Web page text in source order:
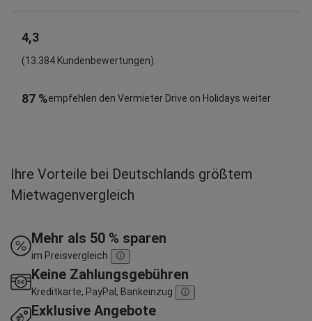
4,3
(13.384 Kundenbewertungen)
87 %empfehlen den Vermieter Drive on Holidays weiter
Ihre Vorteile bei Deutschlands größtem
Mietwagenvergleich
Mehr als 50 % sparen
im Preisvergleich
Keine Zahlungsgebühren
Kreditkarte, PayPal, Bankeinzug
Exklusive Angebote